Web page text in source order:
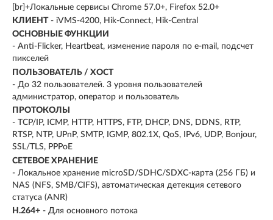
[br]+Локальные сервисы Chrome 57.0+, Firefox 52.0+
КЛИЕНТ - iVMS-4200, Hik-Connect, Hik-Central
ОСНОВНЫЕ ФУНКЦИИ
- Anti-Flicker, Heartbeat, изменение пароля по e-mail, подсчет
пикселей
ПОЛЬЗОВАТЕЛЬ / ХОСТ
- До 32 пользователей. 3 уровня пользователей
администратор, оператор и пользователь
ПРОТОКОЛЫ
- TCP/IP, ICMP, HTTP, HTTPS, FTP, DHCP, DNS, DDNS, RTP,
RTSP, NTP, UPnP, SMTP, IGMP, 802.1X, QoS, IPv6, UDP, Bonjour,
SSL/TLS, PPPoE
СЕТЕВОЕ ХРАНЕНИЕ
- Локальное хранение microSD/SDHC/SDXC-карта (256 ГБ) и
NAS (NFS, SMB/CIFS), автоматическая детекция сетевого
статуса (ANR)
H.264+ - Для основного потока